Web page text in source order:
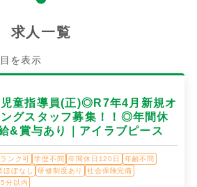
求人一覧
を表示
児童指導員(正)◎R7年4月新規オ
グスタッフ募集！！◎年間休
&賞与あり｜アイラブピース
ンク可 学歴不問 年間休日120日
年齢不問
ほぼなし 研修制度あり
社会保険完備
分以内